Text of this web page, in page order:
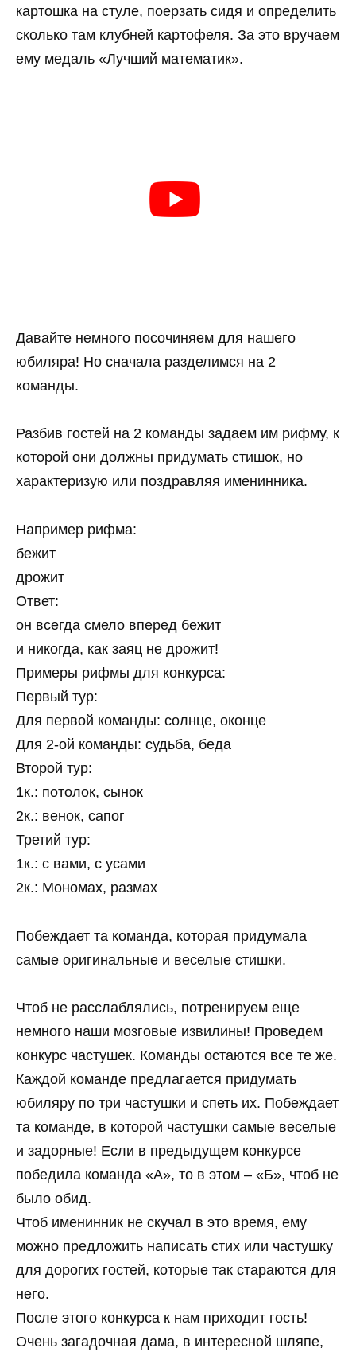
картошка на стуле, поерзать сидя и определить
сколько там клубней картофеля. За это вручаем
ему медаль «Лучший математик».
Давайте немного посочиняем для нашего
юбиляра! Но сначала разделимся на 2
команды.
Разбив гостей на 2 команды задаем им рифму, к
которой они должны придумать стишок, но
характеризую или поздравляя именинника.
Например рифма:
бежит
дрожит
Ответ:
он всегда смело вперед бежит
и никогда, как заяц не дрожит!
Примеры рифмы для конкурса:
Первый тур:
Для первой команды: солнце, оконце
Для 2-ой команды: судьба, беда
Второй тур:
1к.: потолок, сынок
2к.: венок, сапог
Третий тур:
1к.: с вами, с усами
2к.: Мономах, размах
Побеждает та команда, которая придумала
самые оригинальные и веселые стишки.
Чтоб не расслаблялись, потренируем еще
немного наши мозговые извилины! Проведем
конкурс частушек. Команды остаются все те же.
Каждой команде предлагается придумать
юбиляру по три частушки и спеть их. Побеждает
та команде, в которой частушки самые веселые
и задорные! Если в предыдущем конкурсе
победила команда «А», то в этом – «Б», чтоб не
было обид.
Чтоб именинник не скучал в это время, ему
можно предложить написать стих или частушку
для дорогих гостей, которые так стараются для
него.
После этого конкурса к нам приходит гость!
Очень загадочная дама, в интересной шляпе,